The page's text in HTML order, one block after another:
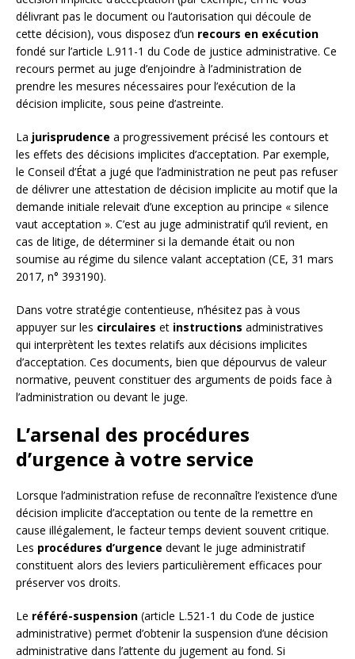
délivrant pas le document ou l’autorisation qui découle de
cette décision), vous disposez d’un recours en exécution
fondé sur l’article L.911-1 du Code de justice administrative. Ce
recours permet au juge d’enjoindre à l’administration de
prendre les mesures nécessaires pour l’exécution de la
décision implicite, sous peine d’astreinte.
La jurisprudence a progressivement précisé les contours et
les effets des décisions implicites d’acceptation. Par exemple,
le Conseil d’État a jugé que l’administration ne peut pas refuser
de délivrer une attestation de décision implicite au motif que la
demande initiale relevait d’une exception au principe « silence
vaut acceptation ». C’est au juge administratif qu’il revient, en
cas de litige, de déterminer si la demande était ou non
soumise au régime du silence valant acceptation (CE, 31 mars
2017, n° 393190).
Dans votre stratégie contentieuse, n’hésitez pas à vous
appuyer sur les circulaires et instructions administratives
qui interprètent les textes relatifs aux décisions implicites
d’acceptation. Ces documents, bien que dépourvus de valeur
normative, peuvent constituer des arguments de poids face à
l’administration ou devant le juge.
L’arsenal des procédures
d’urgence à votre service
Lorsque l’administration refuse de reconnaître l’existence d’une
décision implicite d’acceptation ou tente de la remettre en
cause illégalement, le facteur temps devient souvent critique.
Les procédures d’urgence devant le juge administratif
constituent alors des leviers particulièrement efficaces pour
préserver vos droits.
Le référé-suspension (article L.521-1 du Code de justice
administrative) permet d’obtenir la suspension d’une décision
administrative dans l’attente du jugement au fond. Si